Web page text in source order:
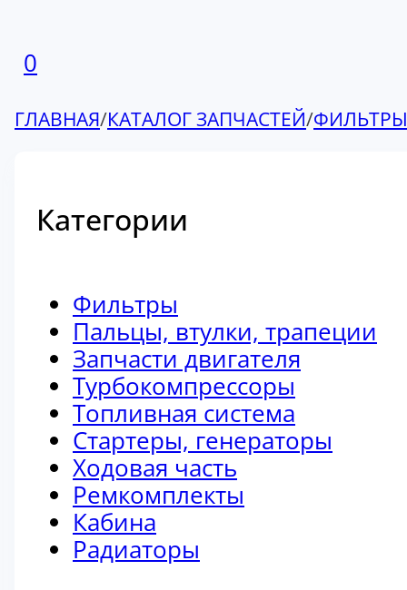
0
ГЛАВНАЯ/КАТАЛОГ ЗАПЧАСТЕЙ/ФИЛЬТРЫ
Категории
Фильтры
Пальцы, втулки, трапеции
Запчасти двигателя
Турбокомпрессоры
Топливная система
Стартеры, генераторы
Ходовая часть
Ремкомплекты
Кабина
Радиаторы